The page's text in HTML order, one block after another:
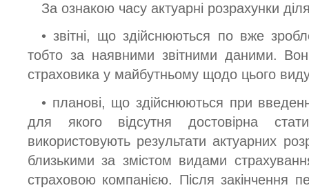
За ознакою часу актуарні розрахунки
• звітні, що здійснюються по вже
тобто за наявними звітними даними.
страховика у майбутньому щодо цього
• планові, що здійснюються при
для якого відсутня достовірна
використовують результати актуарних
близькими за змістом видами
страховою компанією. Після закінчення